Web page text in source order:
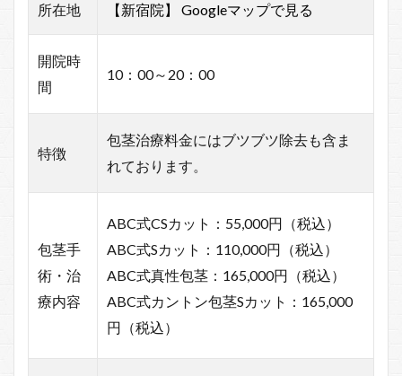
所在地 【新宿院】 Googleマップで見る
開院時
間
10：00～20：00
特徴
包茎治療料金にはブツブツ除去も含ま
れております。
包茎手
術・治
療内容
ABC式CSカット：55,000円（税込）
ABC式Sカット：110,000円（税込）
ABC式真性包茎：165,000円（税込）
ABC式カントン包茎Sカット：165,000
円（税込）